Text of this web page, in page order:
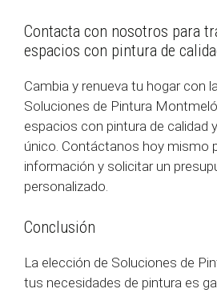
Contacta con nosotros para
espacios con pintura de
Cambia y renueva tu hogar con
Soluciones de Pintura
espacios con pintura de calidad
único. Contáctanos hoy mismo
información y solicitar un
personalizado.
Conclusión
La elección de Soluciones de
tus necesidades de pintura es